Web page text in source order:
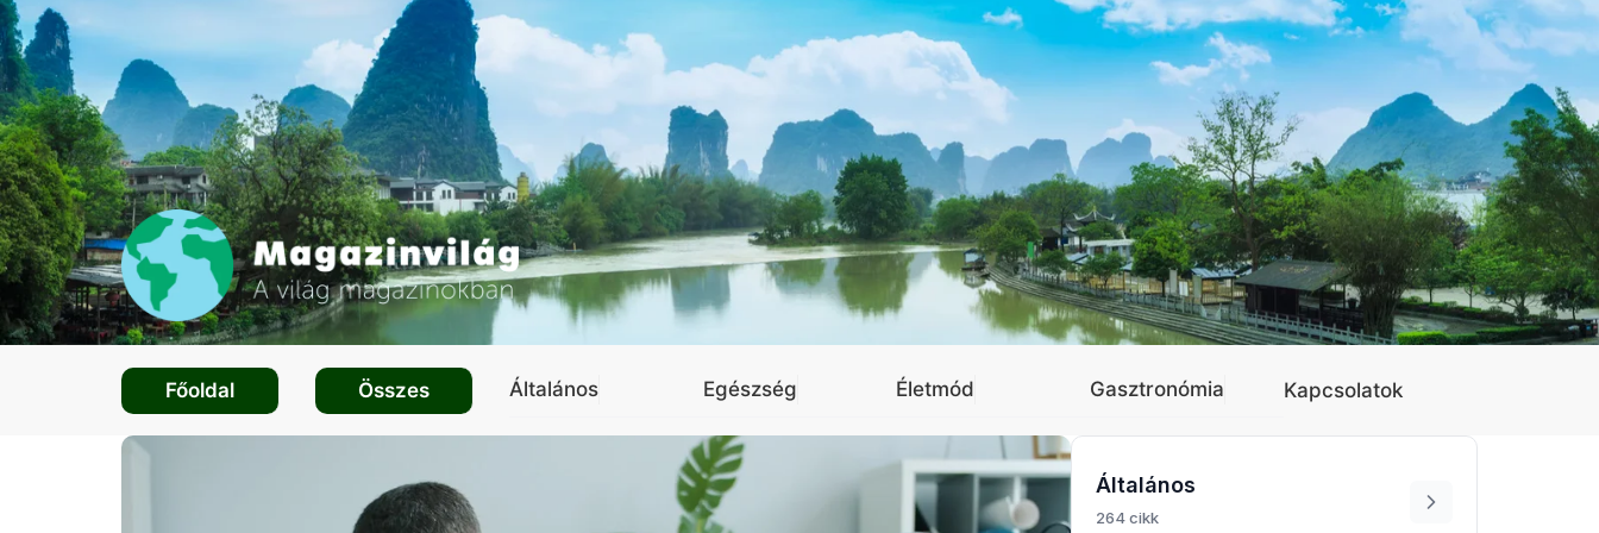
Főoldal Összes Általános Egészség Életmód Gasztronómia Kapcsolatok
Általános
264 cikk